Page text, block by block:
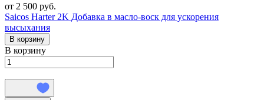
от 2 500 руб.
Saicos Harter 2K Добавка в масло-воск для ускорения
высыхания
В корзину
В корзину